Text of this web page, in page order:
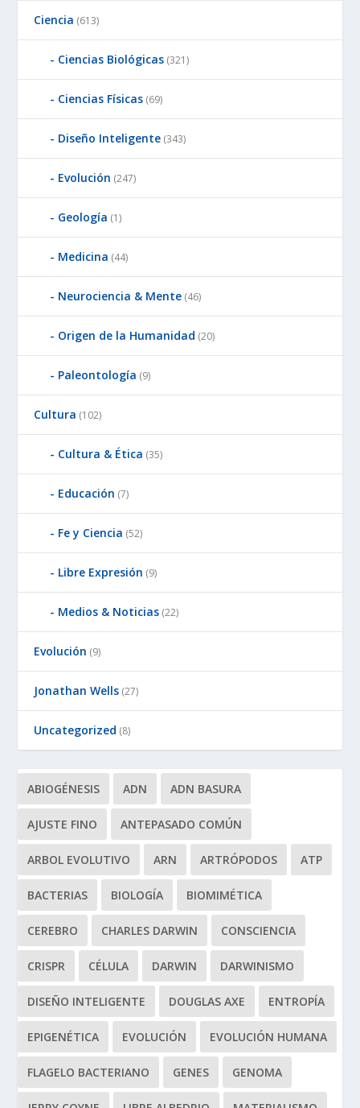
Ciencia (613)
Ciencias Biológicas (321)
Ciencias Físicas (69)
Diseño Inteligente (343)
Evolución (247)
Geología (1)
Medicina (44)
Neurociencia & Mente (46)
Origen de la Humanidad (20)
Paleontología (9)
Cultura (102)
Cultura & Ética (35)
Educación (7)
Fe y Ciencia (52)
Libre Expresión (9)
Medios & Noticias (22)
Evolución (9)
Jonathan Wells (27)
Uncategorized (8)
ABIOGÉNESIS ADN ADN BASURA
AJUSTE FINO ANTEPASADO COMÚN
ARBOL EVOLUTIVO ARN ARTRÓPODOS ATP
BACTERIAS BIOLOGÍA BIOMIMÉTICA
CEREBRO CHARLES DARWIN CONSCIENCIA
CRISPR CÉLULA DARWIN DARWINISMO
DISEÑO INTELIGENTE DOUGLAS AXE ENTROPÍA
EPIGENÉTICA EVOLUCIÓN EVOLUCIÓN HUMANA
FLAGELO BACTERIANO GENES GENOMA